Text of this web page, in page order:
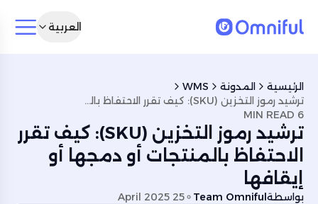
العربية
الرئيسية المدونة
WMS
ترشيد رموز التخزين (SKU): كيف تقرر الاحتفاظ بالمنتجات أو دمجها أو إيقافها
6 MIN READ
ترشيد رموز التخزين (SKU): كيف تقرر
الاحتفاظ بالمنتجات أو دمجها أو
إيقافها
بواسطةTeam Omniful
25 April 2025